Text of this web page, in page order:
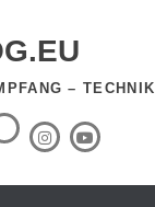
– TECHNIK
RSS-
Feed InstagramYouTube